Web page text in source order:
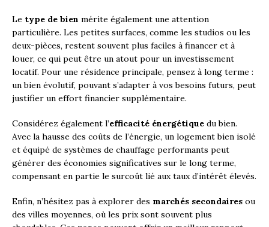
Le type de bien mérite également une attention
particulière. Les petites surfaces, comme les studios ou les
deux-pièces, restent souvent plus faciles à financer et à
louer, ce qui peut être un atout pour un investissement
locatif. Pour une résidence principale, pensez à long terme :
un bien évolutif, pouvant s’adapter à vos besoins futurs, peut
justifier un effort financier supplémentaire.
Considérez également l’efficacité énergétique du bien.
Avec la hausse des coûts de l’énergie, un logement bien isolé
et équipé de systèmes de chauffage performants peut
générer des économies significatives sur le long terme,
compensant en partie le surcoût lié aux taux d’intérêt élevés.
Enfin, n’hésitez pas à explorer des marchés secondaires ou
des villes moyennes, où les prix sont souvent plus